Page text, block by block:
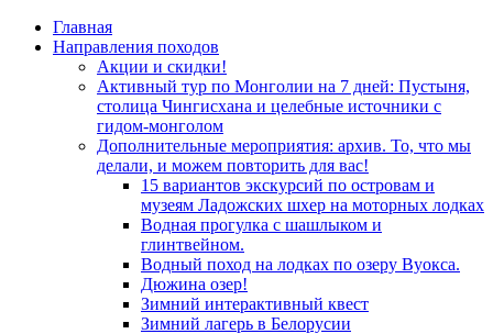
Главная
Направления походов
Акции и скидки!
Активный тур по Монголии на 7 дней: Пустыня,
столица Чингисхана и целебные источники с
гидом-монголом
Дополнительные мероприятия: архив. То, что мы
делали, и можем повторить для вас!
15 вариантов экскурсий по островам и
музеям Ладожских шхер на моторных лодках
Водная прогулка с шашлыком и
глинтвейном.
Водный поход на лодках по озеру Вуокса.
Дюжина озер!
Зимний интерактивный квест
Зимний лагерь в Белорусии